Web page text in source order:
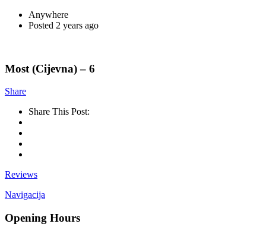
Anywhere
Posted 2 years ago
Most (Cijevna) – 6
Share
Share This Post:
Reviews
Navigacija
Opening Hours